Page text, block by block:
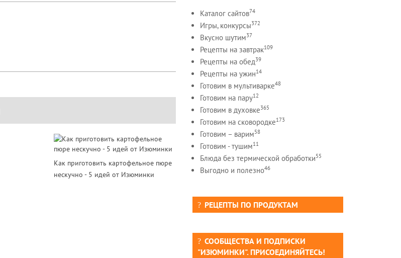
Как приготовить картофельное пюре
нескучно - 5 идей от Изюминки
Каталог сайтов74
Игры, конкурсы372
Вкусно шутим37
Рецепты на завтрак109
Рецепты на обед39
Рецепты на ужин14
Готовим в мультиварке48
Готовим на пару12
Готовим в духовке365
Готовим на сковородке173
Готовим – варим58
Готовим - тушим11
Блюда без термической обработки55
Выгодно и полезно46
РЕЦЕПТЫ ПО ПРОДУКТАМ
СООБЩЕСТВА И ПОДПИСКИ
"ИЗЮМИНКИ". ПРИСОЕДИНЯЙТЕСЬ!